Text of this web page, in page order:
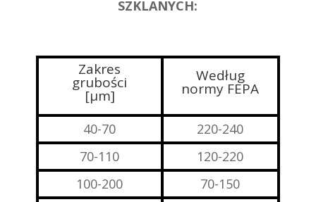
SZKLANYCH:
Zakres
grubości
[μm]
Według
normy FEPA
40-70
220-240
70-110
120-220
100-200
70-150